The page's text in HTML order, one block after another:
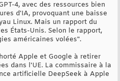
4, avec des ressources bien
d'IA, provoquant une baisse
Linux. Mais un rapport du
États-Unis. Selon le rapport,
américaines volées".
Apple et Google à retirer
dans l'UE. La commissaire à la
artificielle DeepSeek à Apple